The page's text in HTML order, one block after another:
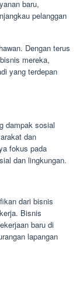
baru,
pelanggan
Dengan terus
mereka,
yang terdepan
dampak sosial
dan
fokus pada
dan lingkungan.
dari bisnis
Bisnis
baru di
lapangan